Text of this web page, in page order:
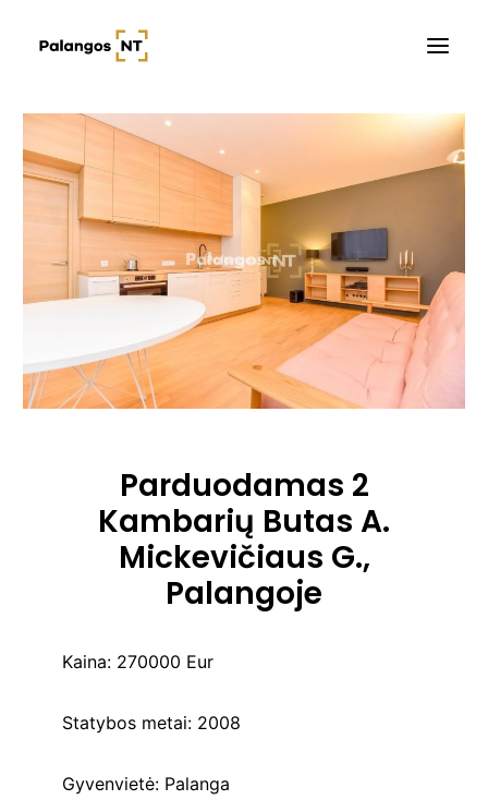
Pradžia
Namai / Kotedžai
Žemės sklypai
Kontaktai
Parduodamas 2
Kambarių Butas A.
Mickevičiaus G.,
Palangoje
Kaina: 270000 Eur
Statybos metai: 2008
Gyvenvietė: Palanga